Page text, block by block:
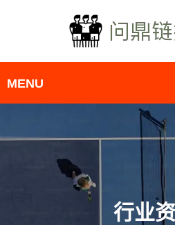
行业